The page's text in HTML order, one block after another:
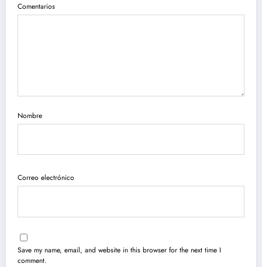
Comentarios
Nombre
Correo electrónico
Save my name, email, and website in this browser for the next time I
comment.